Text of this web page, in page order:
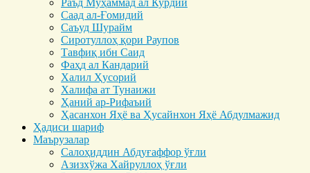
Раъд Муҳаммад ал Курдий
Саад ал-Ғомидий
Саъуд Шурайм
Сиротуллоҳ қори Раупов
Тавфиқ ибн Саид
Фаҳд ал Кандарий
Халил Ҳусорий
Халифа ат Тунаижи
Ҳаний ар-Рифаъий
Ҳасанхон Яҳё ва Ҳусайнхон Яҳё Абдулмажид
Ҳадиси шариф
Маърузалар
Салоҳиддин Абдуғаффор ўғли
Азизхўжа Хайруллоҳ ўғли